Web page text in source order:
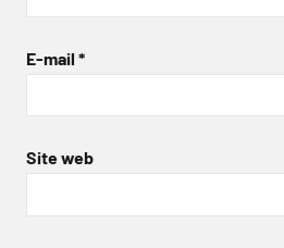
E-mail *
Site web